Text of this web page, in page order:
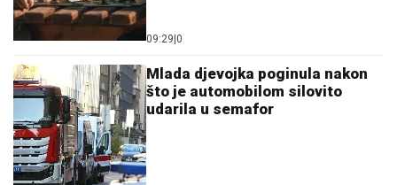
09:29 0
Mlada djevojka poginula nakon
što je automobilom silovito
udarila u semafor